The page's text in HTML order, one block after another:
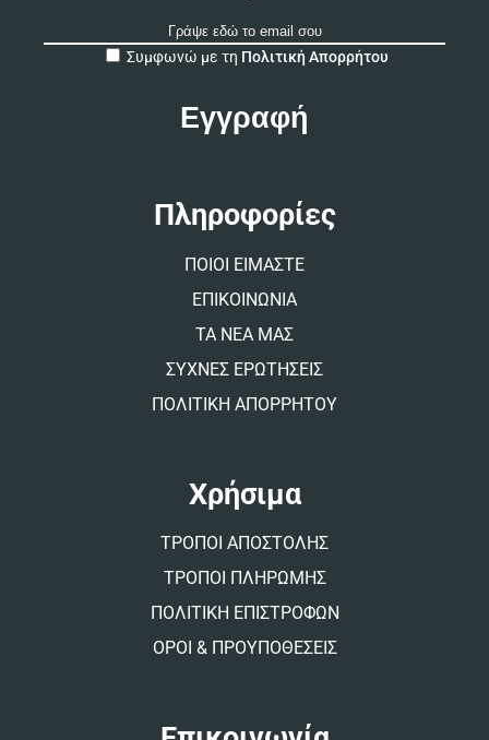
Συμφωνώ με τη Πολιτική Απορρήτου
Πληροφορίες
ΠΟΙΟΙ ΕΙΜΑΣΤΕ
ΕΠΙΚΟΙΝΩΝΙΑ
ΤΑ ΝΕΑ ΜΑΣ
ΣΥΧΝΕΣ ΕΡΩΤΗΣΕΙΣ
ΠΟΛΙΤΙΚΗ ΑΠΟΡΡΗΤΟΥ
Χρήσιμα
ΤΡΟΠΟΙ ΑΠΟΣΤΟΛΗΣ
ΤΡΟΠΟΙ ΠΛΗΡΩΜΗΣ
ΠΟΛΙΤΙΚΗ ΕΠΙΣΤΡΟΦΩΝ
ΟΡΟΙ & ΠΡΟΥΠΟΘΕΣΕΙΣ